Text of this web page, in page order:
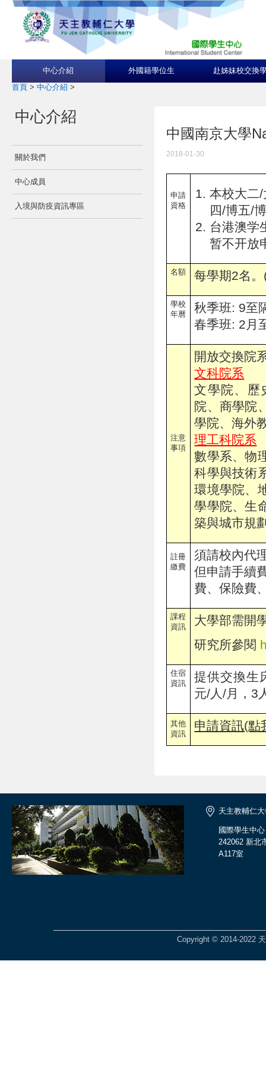
中心介紹 外國籍學位生 赴姊妹校交換
首頁 > 中心介紹 >
中心介紹
關於我們
中心成員
入境與防疫資訊專區
中國南京大學
2018-01-30
申請
資格
本校大二
四/博五/
台港澳学
暂不开放
名額 每學期2名
學校
年曆
秋季班: 9至
春季班: 2月
注意
事項
開放交換院
文科院系
文學院、歷
院、商學院
學院、海外
理工科院系
數學系、物
科學與技術
環境學院、
學學院、生
築與城市規
註冊
繳費
須請校內代
但申請手續
費、保險費
課程
資訊
大學部需開
研究所參閱
住宿
資訊
提供交換生
元/人/月，3
其他
資訊
申請資訊(點
天主教輔仁
國際學生中心
242062 新北
A117室
Copyright © 2014-2022